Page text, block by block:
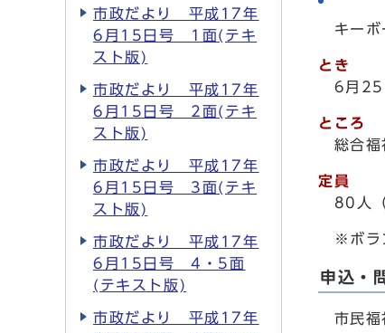
キーボ
とき
6月25
ところ
総合福
定員
80人（
※ボラ
申込・
市民福
市政だより 平成17年
6月15日号 1面(テキ
スト版)
市政だより 平成17年
6月15日号 2面(テキ
スト版)
市政だより 平成17年
6月15日号 3面(テキ
スト版)
市政だより 平成17年
6月15日号 4・5面
(テキスト版)
市政だより 平成17年